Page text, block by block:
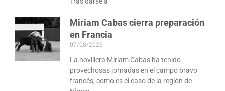
Miriam Cabas cierra preparación
en Francia
07/08/2026
La novillera Miriam Cabas ha tenido
provechosas jornadas en el campo bravo
francés, como es el caso de la región de